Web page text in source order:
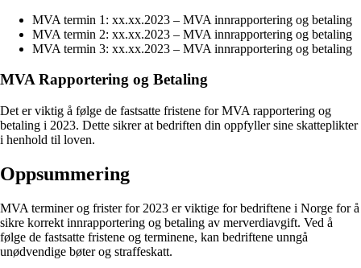
MVA termin 1: xx.xx.2023 – MVA innrapportering og betaling
MVA termin 2: xx.xx.2023 – MVA innrapportering og betaling
MVA termin 3: xx.xx.2023 – MVA innrapportering og betaling
MVA Rapportering og Betaling
Det er viktig å følge de fastsatte fristene for MVA rapportering og
betaling i 2023. Dette sikrer at bedriften din oppfyller sine skatteplikter
i henhold til loven.
Oppsummering
MVA terminer og frister for 2023 er viktige for bedriftene i Norge for å
sikre korrekt innrapportering og betaling av merverdiavgift. Ved å
følge de fastsatte fristene og terminene, kan bedriftene unngå
unødvendige bøter og straffeskatt.